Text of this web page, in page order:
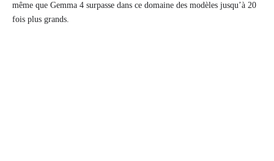
même que Gemma 4 surpasse dans ce domaine des modèles jusqu’à 20
fois plus grands.